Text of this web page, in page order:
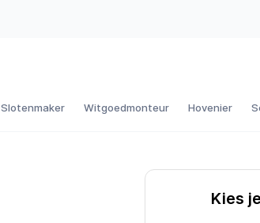
Slotenmaker Witgoedmonteur Hovenier
Kies